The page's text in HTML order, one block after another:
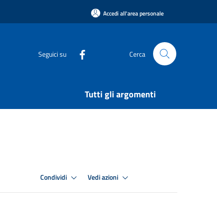
Accedi all'area personale
Seguici su Cerca
Tutti gli argomenti
Condividi Vedi azioni